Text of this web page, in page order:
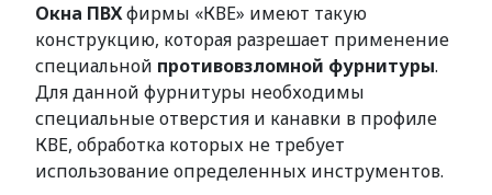
Окна ПВХфирмы «КВЕ» имеют такую
конструкцию, которая разрешает применение
специальной противовзломной фурнитуры.
Для данной фурнитуры необходимы
специальные отверстия и канавки в профиле
КВЕ, обработка которых не требует
использование определенных инструментов.